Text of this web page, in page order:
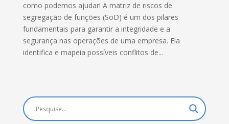
como podemos ajudar! A matriz de riscos de
segregação de funções (SoD) é um dos pilares
fundamentais para garantir a integridade e a
segurança nas operações de uma empresa. Ela
identifica e mapeia possíveis conflitos de...